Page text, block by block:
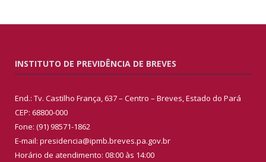
INSTITUTO DE PREVIDÊNCIA DE BREVES
End.: Tv. Castilho França, 637 – Centro – Breves, Estado do Pará
CEP: 68800-000
Fone: (91) 98571-1862
E-mail: presidencia@ipmb.breves.pa.gov.br
Horário de atendimento: 08:00 às 14:00